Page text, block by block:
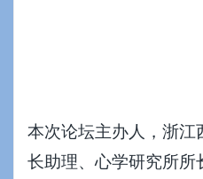
本次论坛主办人，浙
长助理、心学研究所所